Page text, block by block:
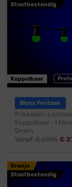
Stootbestendig
Koppelbaar
Blynx Festoon
Prikkabel ·
Koppelbaar · 1
Groen
Vanaf:€29,95 €
Oranje
Stootbestendig